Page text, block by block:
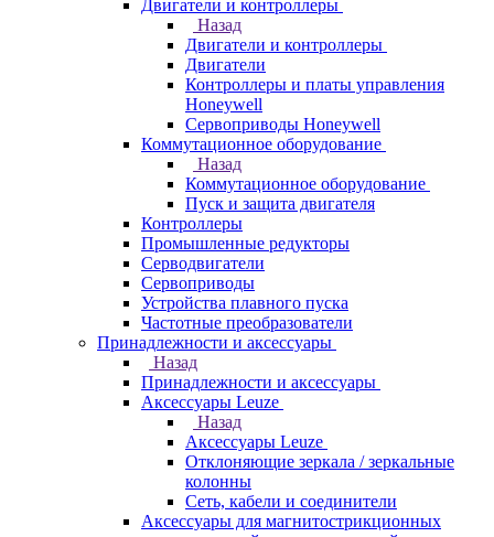
Двигатели и контроллеры
Назад
Двигатели и контроллеры
Двигатели
Контроллеры и платы управления
Honeywell
Сервоприводы Honeywell
Коммутационное оборудование
Назад
Коммутационное оборудование
Пуск и защита двигателя
Контроллеры
Промышленные редукторы
Серводвигатели
Сервоприводы
Устройства плавного пуска
Частотные преобразователи
Принадлежности и аксессуары
Назад
Принадлежности и аксессуары
Аксессуары Leuze
Назад
Аксессуары Leuze
Отклоняющие зеркала / зеркальные
колонны
Сеть, кабели и соединители
Аксессуары для магнитострикционных